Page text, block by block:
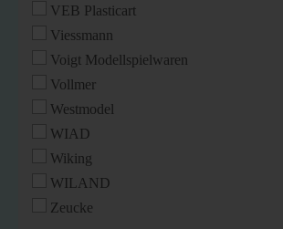
VEB Plasticart
Viessmann
Voigt Modellspielwaren
Vollmer
Westmodel
WIAD
Wiking
WILAND
Zeucke